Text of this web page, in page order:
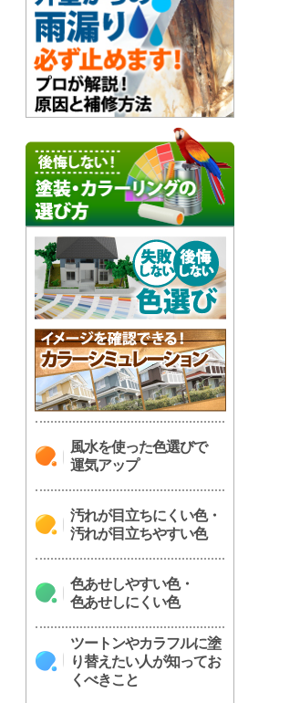
風水を使った色選びで
運気アップ
汚れが目立ちにくい色・
汚れが目立ちやすい色
色あせしやすい色・
色あせしにくい色
ツートンやカラフルに塗
り替えたい人が知ってお
くべきこと